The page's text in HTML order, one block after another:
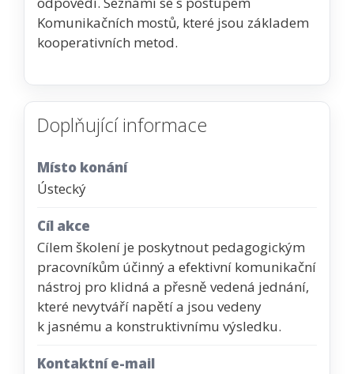
Komunikačních mostů, které jsou základem
kooperativních metod.
Doplňující informace
Místo konání
Ústecký
Cíl akce
Cílem školení je poskytnout pedagogickým
pracovníkům účinný a efektivní komunikační
nástroj pro klidná a přesně vedená jednání,
které nevytváří napětí a jsou vedeny
k jasnému a konstruktivnímu výsledku.
Kontaktní e-mail